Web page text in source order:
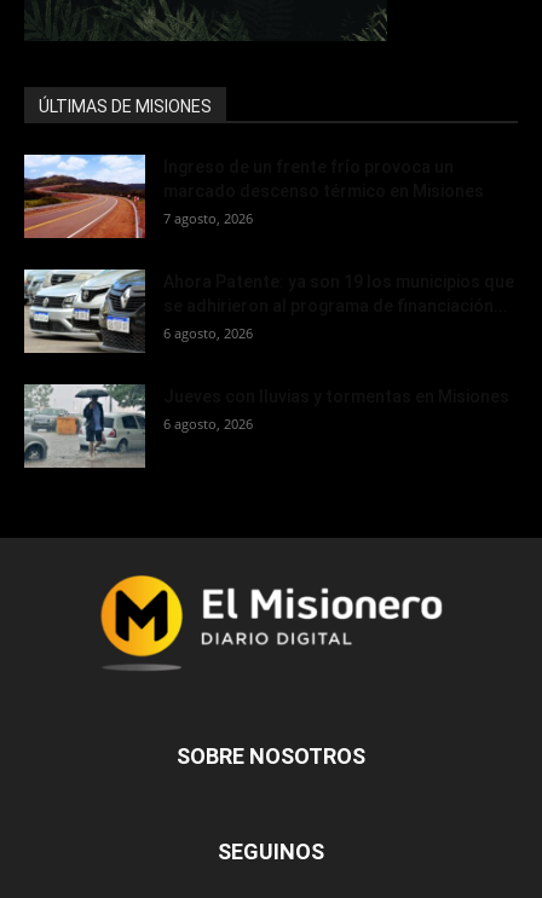
ÚLTIMAS DE MISIONES
7 agosto, 2026
6 agosto, 2026
6 agosto, 2026
SOBRE NOSOTROS
SEGUINOS